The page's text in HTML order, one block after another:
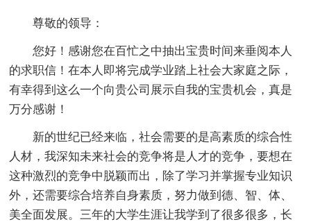
尊敬的领导：
您好！感谢您在百忙之中抽出宝贵时间来垂阅本人
的求职信！在本人即将完成学业踏上社会大家庭之际，
有幸得到这么一个向贵公司展示自我的宝贵机会，真是
万分感谢！
新的世纪已经来临，社会需要的是高素质的综合性
人材，我深知未来社会的竞争将是人才的竞争，要想在
这种激烈的竞争中脱颖而出，除了学习并掌握专业知识
外，还需要综合培养自身素质，努力做到德、智、体、
美全面发展。三年的大学生涯让我学到了很多很多，长